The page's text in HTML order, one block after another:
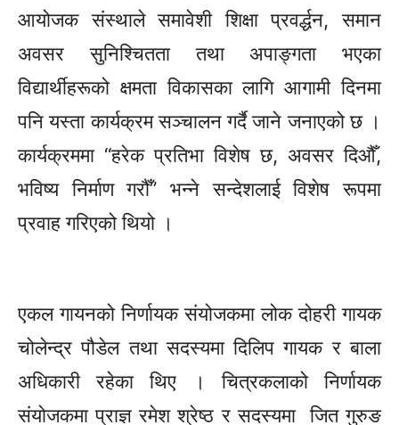
आयोजक संस्थाले समावेशी शिक्षा प्रवर्द्धन, समान
अवसर सुनिश्चितता तथा अपाङ्गता भएका
विद्यार्थीहरूको क्षमता विकासका लागि आगामी दिनमा
पनि यस्ता कार्यक्रम सञ्चालन गर्दै जाने जनाएको छ ।
कार्यक्रममा “हरेक प्रतिभा विशेष छ, अवसर दिऔँ,
भविष्य निर्माण गरौँ” भन्ने सन्देशलाई विशेष रूपमा
प्रवाह गरिएको थियो ।
एकल गायनको निर्णायक संयोजकमा लोक दोहरी गायक
चोलेन्द्र पौडेल तथा सदस्यमा दिलिप गायक र बाला
अधिकारी रहेका थिए । चित्रकलाको निर्णायक
संयोजकमा प्राज्ञ रमेश श्रेष्ठ र सदस्यमा जित गुरुङ